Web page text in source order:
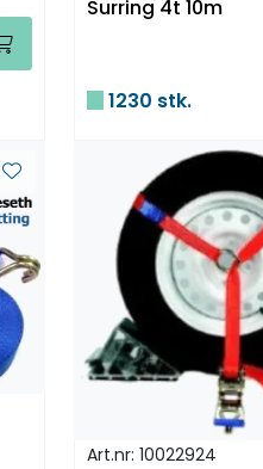
Surring 4t 10m
1230 stk.
Art.nr: 10022924